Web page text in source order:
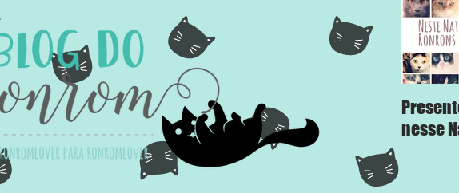
nesse